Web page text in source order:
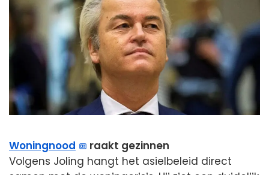
Woningnood
raakt gezinnen
Volgens Joling hangt het asielbeleid direct